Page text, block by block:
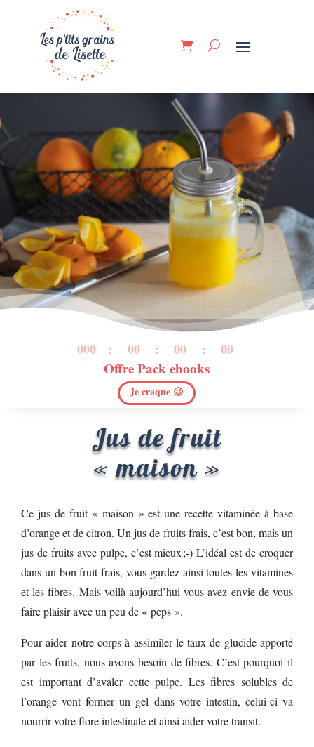
000 : 00 : 00 : 00
Offre Pack ebooks
Je craque 😉
Jus de fruit
« maison »
Ce jus de fruit « maison » est une recette vitaminée à base
d’orange et de citron. Un jus de fruits frais, c’est bon, mais un
jus de fruits avec pulpe, c’est mieux ;-) L’idéal est de croquer
dans un bon fruit frais, vous gardez ainsi toutes les vitamines
et les fibres. Mais voilà aujourd’hui vous avez envie de vous
faire plaisir avec un peu de « peps ».
Pour aider notre corps à assimiler le taux de glucide apporté
par les fruits, nous avons besoin de fibres. C’est pourquoi il
est important d’avaler cette pulpe. Les fibres solubles de
l’orange vont former un gel dans votre intestin, celui-ci va
nourrir votre flore intestinale et ainsi aider votre transit.